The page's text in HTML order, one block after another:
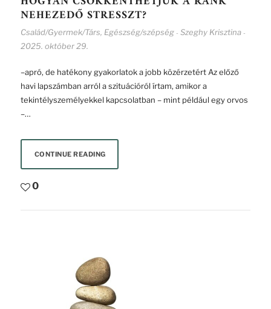
NEHEZEDŐ STRESSZT?
Család/Gyermek/Társ, Egészség/szépség - Szeghy Krisztina -
2025. október 29.
–apró, de hatékony gyakorlatok a jobb közérzetért Az előző
havi lapszámban arról a szituációról írtam, amikor a
tekintélyszemélyekkel kapcsolatban – mint például egy orvos
–…
CONTINUE READING
0